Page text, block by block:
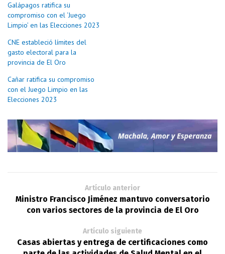
Galápagos ratifica su
compromiso con el ‘Juego
Limpio’ en las Elecciones 2023
CNE estableció límites del
gasto electoral para la
provincia de El Oro
Cañar ratifica su compromiso
con el Juego Limpio en las
Elecciones 2023
Artículo anterior
Ministro Francisco Jiménez mantuvo conversatorio
con varios sectores de la provincia de El Oro
Artículo siguiente
Casas abiertas y entrega de certificaciones como